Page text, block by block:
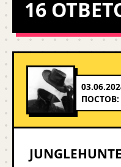
16
ПОСТОВ: